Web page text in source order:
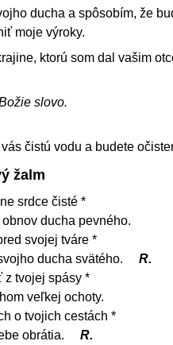
ducha a spôsobím, že
moje výroky.
ktorú som dal vašim
slovo.
čistú vodu a budete
žalm
srdce čisté *
ducha pevného.
svojej tváre *
ducha svätého.
R.
z tvojej spásy *
veľkej ochoty.
o tvojich cestách *
obrátia.
R.